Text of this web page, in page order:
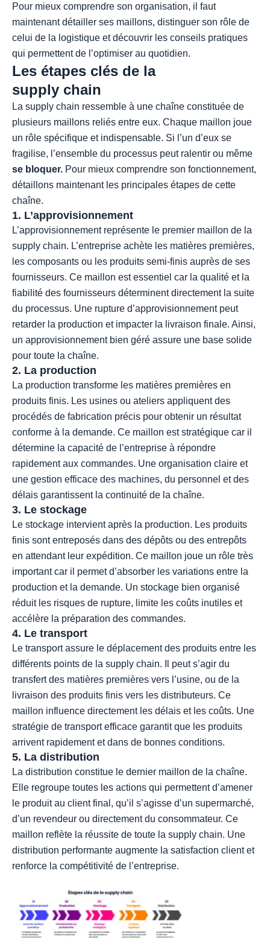
Pour mieux comprendre son organisation, il faut
maintenant détailler ses maillons, distinguer son rôle de
celui de la logistique et découvrir les conseils pratiques
qui permettent de l’optimiser au quotidien.
Les étapes clés de la
supply chain
La supply chain ressemble à une chaîne constituée de
plusieurs maillons reliés entre eux. Chaque maillon joue
un rôle spécifique et indispensable. Si l’un d’eux se
fragilise, l’ensemble du processus peut ralentir ou même
se bloquer. Pour mieux comprendre son fonctionnement,
détaillons maintenant les principales étapes de cette
chaîne.
1. L’approvisionnement
L’approvisionnement représente le premier maillon de la
supply chain. L’entreprise achète les matières premières,
les composants ou les produits semi-finis auprès de ses
fournisseurs. Ce maillon est essentiel car la qualité et la
fiabilité des fournisseurs déterminent directement la suite
du processus. Une rupture d’approvisionnement peut
retarder la production et impacter la livraison finale. Ainsi,
un approvisionnement bien géré assure une base solide
pour toute la chaîne.
2. La production
La production transforme les matières premières en
produits finis. Les usines ou ateliers appliquent des
procédés de fabrication précis pour obtenir un résultat
conforme à la demande. Ce maillon est stratégique car il
détermine la capacité de l’entreprise à répondre
rapidement aux commandes. Une organisation claire et
une gestion efficace des machines, du personnel et des
délais garantissent la continuité de la chaîne.
3. Le stockage
Le stockage intervient après la production. Les produits
finis sont entreposés dans des dépôts ou des entrepôts
en attendant leur expédition. Ce maillon joue un rôle très
important car il permet d’absorber les variations entre la
production et la demande. Un stockage bien organisé
réduit les risques de rupture, limite les coûts inutiles et
accélère la préparation des commandes.
4. Le transport
Le transport assure le déplacement des produits entre les
différents points de la supply chain. Il peut s’agir du
transfert des matières premières vers l’usine, ou de la
livraison des produits finis vers les distributeurs. Ce
maillon influence directement les délais et les coûts. Une
stratégie de transport efficace garantit que les produits
arrivent rapidement et dans de bonnes conditions.
5. La distribution
La distribution constitue le dernier maillon de la chaîne.
Elle regroupe toutes les actions qui permettent d’amener
le produit au client final, qu’il s’agisse d’un supermarché,
d’un revendeur ou directement du consommateur. Ce
maillon reflète la réussite de toute la supply chain. Une
distribution performante augmente la satisfaction client et
renforce la compétitivité de l’entreprise.